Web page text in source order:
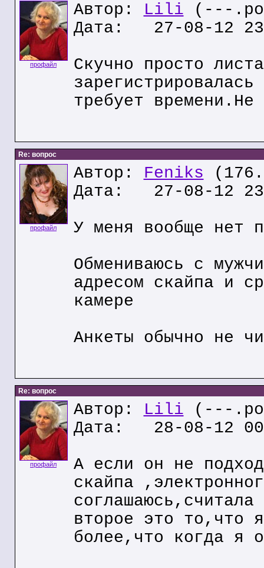
профайл
Автор: Lili (---
Дата: 27-08-12
Скучно просто
требует
Re: вопрос
профайл
Автор: Feniks
Дата: 27-08-12
У меня вообще нет
Обмениваюсь с
адресом скайпа и
камере
Анкеты обычно не
Re: вопрос
профайл
Автор: Lili (---
Дата: 28-08-12
А если он не
скайпа
второе это то,что
более,что когда я